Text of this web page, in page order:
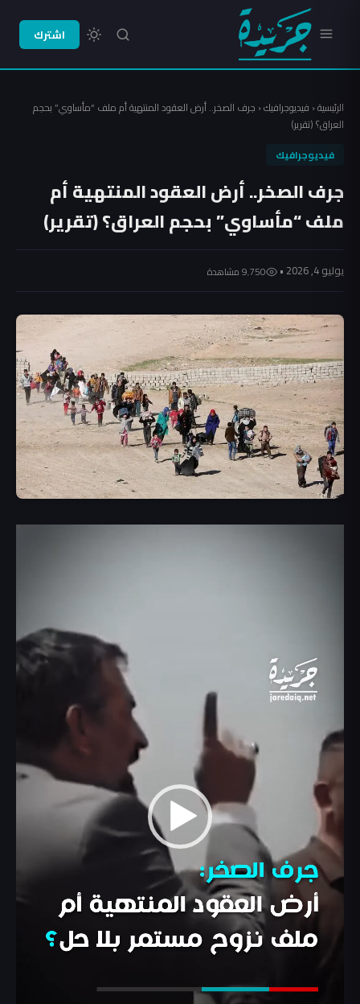
اشترك
الرئيسية‹ فيديوجرافيك‹ جرف الصخر.. أرض العقود المنتهية أم ملف “مأساوي” بحجم
العراق؟ (تقرير)
فيديوجرافيك
جرف الصخر.. أرض العقود المنتهية أم
ملف “مأساوي” بحجم العراق؟ (تقرير)
يوليو 4, 2026 • 9٬750 مشاهدة